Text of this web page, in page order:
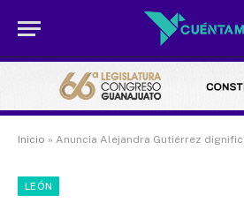
Inicio » Anuncia Alejandra Gutiérrez dignificación
LEÓN